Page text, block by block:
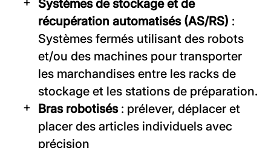
Systèmes de stockage et de
récupération automatisés (AS/RS) :
Systèmes fermés utilisant des robots
et/ou des machines pour transporter
les marchandises entre les racks de
stockage et les stations de préparation.
Bras robotisés: prélever, déplacer et
placer des articles individuels avec
précision